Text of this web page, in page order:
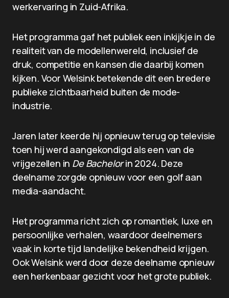
werkervaring in Zuid-Afrika.
Het programma gaf het publiek een inkijkje in de
realiteit van de modellenwereld, inclusief de
druk, competitie en kansen die daarbij komen
kijken. Voor Welsink betekende dit een bredere
publieke zichtbaarheid buiten de mode-
industrie.
Jaren later keerde hij opnieuw terug op televisie
toen hij werd aangekondigd als een van de
vrijgezellen in De Bachelorin 2024. Deze
deelname zorgde opnieuw voor een golf aan
media-aandacht.
Het programma richt zich op romantiek, luxe en
persoonlijke verhalen, waardoor deelnemers
vaak in korte tijd landelijke bekendheid krijgen.
Ook Welsink werd door deze deelname opnieuw
een herkenbaar gezicht voor het grote publiek.